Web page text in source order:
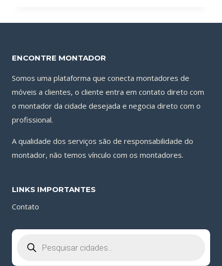
era:
é:
ENCONTRE MONTADOR
Somos uma plataforma que conecta montadores de
móveis a clientes, o cliente entra em contato direto com
o montador da cidade desejada e negocia direto com o
profissional.
A qualidade dos serviços são de responsabilidade do
montador, não temos vínculo com os montadores.
LINKS IMPORTANTES
Contato
produtos